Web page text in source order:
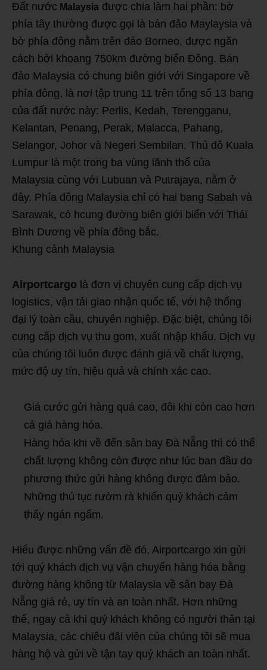
Đất nước Malaysia được chia làm hai phần: bờ
phía tây thường được gọi là bán đảo Maylaysia và
bờ phía đông nằm trên đảo Borneo, được ngăn
cách bởi khoang 750km đường biển Đông. Bán
đảo Malaysia có chung biên giới với Singapore về
phía đông, là nơi tập trung 11 trên tổng số 13 bang
của đất nước này: Perlis, Kedah, Terengganu,
Kelantan, Penang, Perak, Malacca, Pahang,
Selangor, Johor và Negeri Sembilan. Thủ đô Kuala
Lumpur là một trong ba vùng lãnh thổ của
Malaysia cùng với Lubuan và Putrajaya, nằm ở
đây. Phía đông Malaysia chỉ có hai bang Sabah và
Sarawak, có hcung đường biên giới biển với Thái
Bình Dương về phía đông bắc.
Khung cảnh Malaysia
Airportcargo là đơn vị chuyên cung cấp dịch vụ
logistics, vận tải giao nhận quốc tế, với hệ thống
đại lý toàn cầu, chuyên nghiệp. Đặc biệt, chúng tôi
cung cấp dịch vụ thu gom, xuất nhập khẩu. Dịch vụ
của chúng tôi luôn được đánh giá về chất lượng,
mức độ uy tín, hiệu quả và chính xác cao.
Giá cước gửi hàng quá cao, đôi khi còn cao hơn
cả giá hàng hóa.
Hàng hóa khi về đến sân bay Đà Nẵng thì có thể
chất lượng không còn được như lúc ban đầu do
phương thức gửi hàng không được đảm bảo.
Những thủ tục rườm rà khiến quý khách cảm
thấy ngán ngẩm.
Hiểu được những vấn đề đó, Airportcargo xin gửi
tới quý khách dịch vụ vận chuyển hàng hóa bằng
đường hàng không từ Malaysia về sân bay Đà
Nẵng giá rẻ, uy tín và an toàn nhất. Hơn những
thế, ngay cả khi quý khách không có người thân tại
Malaysia, các chiêu đãi viên của chúng tôi sẽ mua
hàng hộ và gửi về tận tay quý khách an toàn nhất.